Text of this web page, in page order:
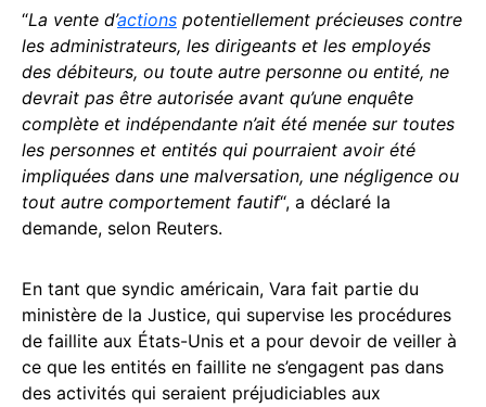
“La vente d’actions potentiellement précieuses contre
les administrateurs, les dirigeants et les employés
des débiteurs, ou toute autre personne ou entité, ne
devrait pas être autorisée avant qu’une enquête
complète et indépendante n’ait été menée sur toutes
les personnes et entités qui pourraient avoir été
impliquées dans une malversation, une négligence ou
tout autre comportement fautif“, a déclaré la
demande, selon Reuters.
En tant que syndic américain, Vara fait partie du
ministère de la Justice, qui supervise les procédures
de faillite aux États-Unis et a pour devoir de veiller à
ce que les entités en faillite ne s’engagent pas dans
des activités qui seraient préjudiciables aux